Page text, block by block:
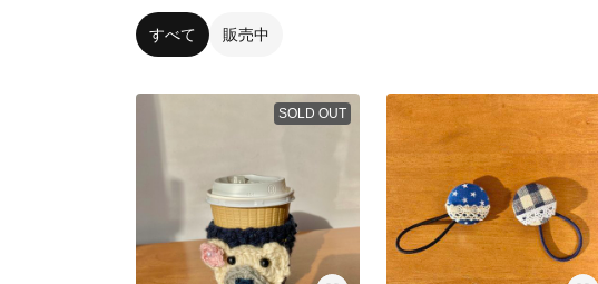
すべて 販売中
SOLD OUT